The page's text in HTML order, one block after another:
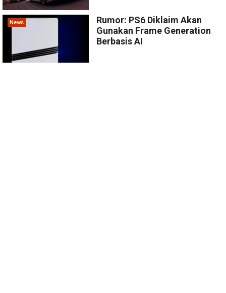
News
Rumor: PS6 Diklaim Akan
Gunakan Frame Generation
Berbasis AI